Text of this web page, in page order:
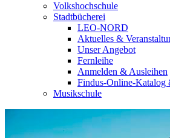
Volkshochschule
Stadtbücherei
LEO-NORD
Aktuelles &
Unser Angebot
Fernleihe
Anmelden & Ausleihen
Findus-Online-Katalog
Musikschule